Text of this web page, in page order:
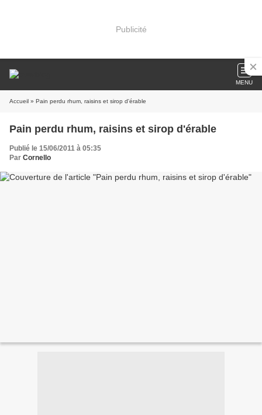
Publicité
MENU
Accueil » Pain perdu rhum, raisins et sirop d'érable
Pain perdu rhum, raisins et sirop d'érable
Publié le 15/06/2011 à 05:35
Par Cornello